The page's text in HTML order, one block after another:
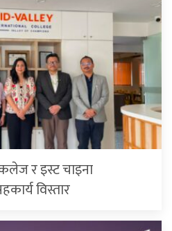
र इस्ट चाइना
विस्तार